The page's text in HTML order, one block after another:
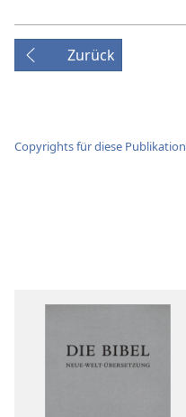
Zurück
Copyrights für diese Publikation